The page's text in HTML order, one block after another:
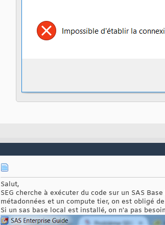
Salut,
SEG cherche à exécuter du code sur un SAS
métadonnées et un compute tier, on est obligé
Si un sas base local est installé, on n'a pas